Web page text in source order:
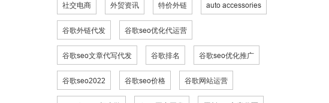
社交电商 外贸资讯 特价外链 auto accessories
谷歌外链代发 谷歌seo优化代运营
谷歌seo文章代写代发 谷歌排名 谷歌seo优化推广
谷歌seo2022 谷歌seo价格 谷歌网站运营